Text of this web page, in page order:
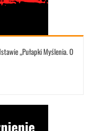
„Pułapki Myślenia. O